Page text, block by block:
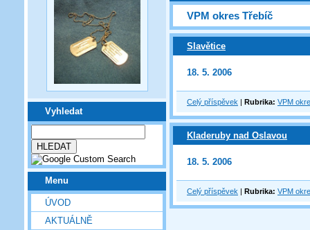
Vyhledat
Menu
ÚVOD
AKTUÁLNĚ
VPM okres Třebíč
Slavětice
18. 5. 2006
Celý příspěvek | Rubrika: VPM
Kladeruby nad Oslavou
18. 5. 2006
Celý příspěvek | Rubrika: VPM